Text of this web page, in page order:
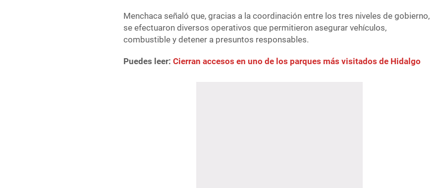
Menchaca señaló que, gracias a la coordinación entre los tres niveles de gobierno,
se efectuaron diversos operativos que permitieron asegurar vehículos,
combustible y detener a presuntos responsables.
Puedes leer:Cierran accesos en uno de los parques más visitados de Hidalgo